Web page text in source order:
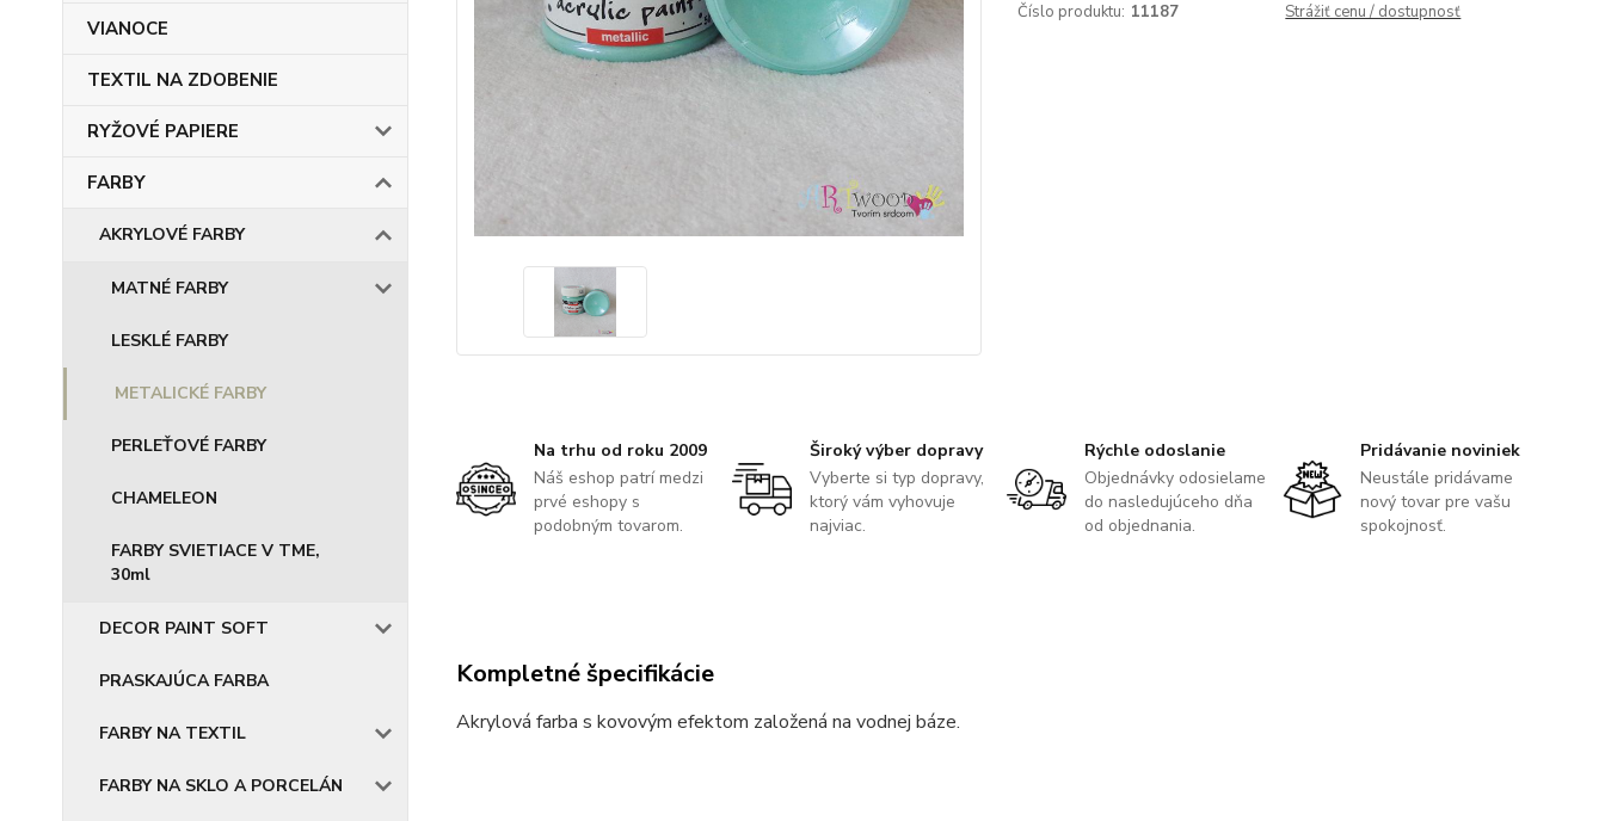
VIANOCE
TEXTIL NA ZDOBENIE
RYŽOVÉ PAPIERE
FARBY
AKRYLOVÉ FARBY
MATNÉ FARBY
LESKLÉ FARBY
METALICKÉ FARBY
PERLEŤOVÉ FARBY
CHAMELEON
FARBY SVIETIACE V TME,
30ml
DECOR PAINT SOFT
PRASKAJÚCA FARBA
FARBY NA TEXTIL
FARBY NA SKLO A PORCELÁN
Číslo produktu: 11187 Strážiť cenu / dostupnosť
Na trhu od roku 2009
Náš eshop patrí medzi
prvé eshopy s
podobným tovarom.
Široký výber dopravy
Vyberte si typ dopravy,
ktorý vám vyhovuje
najviac.
Rýchle odoslanie
Objednávky odosielame
do nasledujúceho dňa
od objednania.
Pridávanie noviniek
Neustále pridávame
nový tovar pre vašu
spokojnosť.
Kompletné špecifikácie
Akrylová farba s kovovým efektom založená na vodnej báze.